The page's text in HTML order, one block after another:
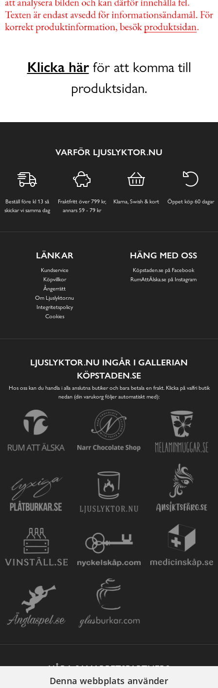
Klicka härför att komma till
produktsidan.
VARFÖR LJUSLYKTOR.NU
Beställ före kl 13 så
skickar vi samma dag
Fraktfritt över 799 kr,
annars 59 - 79 kr
Klarna, Swish & kort Öppet köp 60 dagar
LÄNKAR
Kundservice
Köpvillkor
Ångerrätt
Om Ljuslyktor.nu
Integritetspolicy
Cookies
HÄNG MED OSS
Köpstaden.se på Facebook
RumAttÄlska.se på Instagram
LJUSLYKTOR.NU INGÅR I GALLERIAN
KÖPSTADEN.SE
Hos oss kan du handla i alla anslutna butiker och bara betala en frakt. Klicka på valfri butik
nedan (din varukorg följer automatiskt med):
VÅRA SAMARBETSPARTNERS
Denna webbplats använder